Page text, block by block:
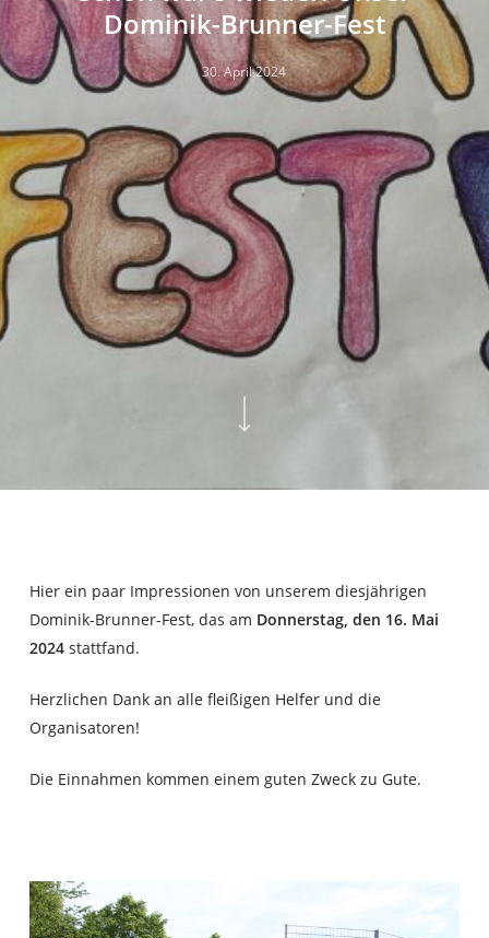
Dominik-Brunner-Fest
30. April 2024
Hier ein paar Impressionen von unserem diesjährigen
Dominik-Brunner-Fest, das am Donnerstag, den 16. Mai
2024 stattfand.
Herzlichen Dank an alle fleißigen Helfer und die
Organisatoren!
Die Einnahmen kommen einem guten Zweck zu Gute.